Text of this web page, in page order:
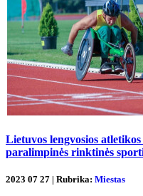
Lietuvos lengvosios
paralimpinės rinktinės
2023 07 27 | Rubrika: Miestas